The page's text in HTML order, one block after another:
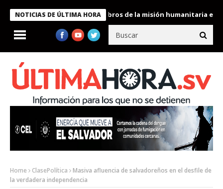
NOTICIAS DE ÚLTIMA HORA
Bukele condecora a miembros de la misión humanitaria enviada
Home ClasePolítica
Masiva afluencia de salvadoreños en el desfile de
la verdadera independencia